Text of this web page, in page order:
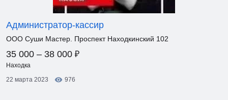
Администратор-кассир
ООО Суши Мастер. Проспект Находкинский 102
35 000 – 38 000 ₽
Находка
22 марта 2023
976